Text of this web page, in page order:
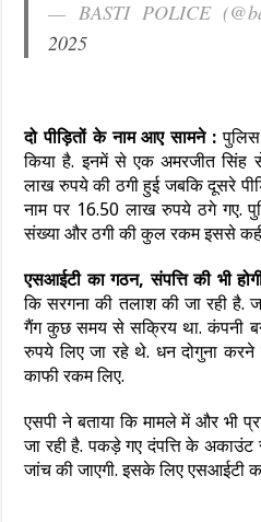
— BASTI POLICE
2025
दो पीड़ितों के नाम आए सामने :
किया है. इनमें से एक अमरजीत सिंह
लाख रुपये की ठगी हुई जबकि दूसरे
नाम पर 16.50 लाख रुपये ठगे गए.
संख्या और ठगी की कुल रकम इससे कहीं
एसआईटी का गठन, संपत्ति की भी
कि सरगना की तलाश की जा रही है.
गैंग कुछ समय से सक्रिय था. कंपनी
रुपये लिए जा रहे थे. धन दोगुना
काफी रकम लिए.
एसपी ने बताया कि मामले में और भी
जा रही है. पकड़े गए दंपत्ति के
जांच की जाएगी. इसके लिए एसआईटी